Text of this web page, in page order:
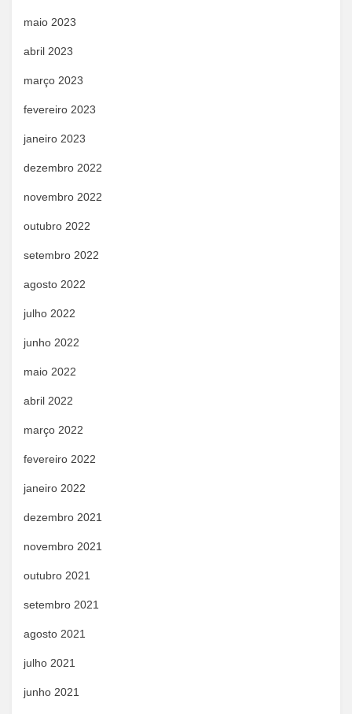
maio 2023
abril 2023
março 2023
fevereiro 2023
janeiro 2023
dezembro 2022
novembro 2022
outubro 2022
setembro 2022
agosto 2022
julho 2022
junho 2022
maio 2022
abril 2022
março 2022
fevereiro 2022
janeiro 2022
dezembro 2021
novembro 2021
outubro 2021
setembro 2021
agosto 2021
julho 2021
junho 2021